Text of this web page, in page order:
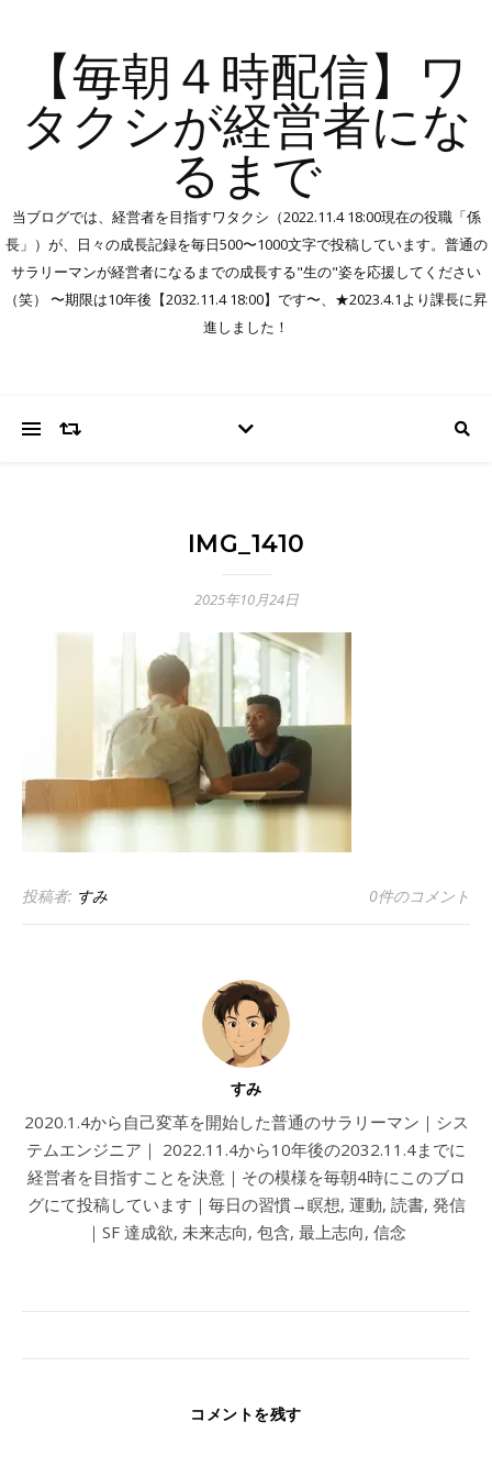
【毎朝４時配信】ワ
タクシが経営者にな
るまで
当ブログでは、経営者を目指すワタクシ（2022.11.4 18:00現在の役職「係
長」）が、日々の成長記録を毎日500〜1000文字で投稿しています。普通の
サラリーマンが経営者になるまでの成長する"生の"姿を応援してください
（笑） 〜期限は10年後【2032.11.4 18:00】です〜、★2023.4.1より課長に昇
進しました！
IMG_1410
2025年10月24日
投稿者: すみ 0件のコメント
すみ
2020.1.4から自己変革を開始した普通のサラリーマン｜シス
テムエンジニア｜ 2022.11.4から10年後の2032.11.4までに
経営者を目指すことを決意｜その模様を毎朝4時にこのブロ
グにて投稿しています｜毎日の習慣→瞑想, 運動, 読書, 発信
｜SF 達成欲, 未来志向, 包含, 最上志向, 信念
コメントを残す